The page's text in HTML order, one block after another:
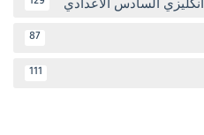
87
111